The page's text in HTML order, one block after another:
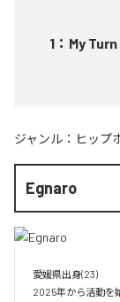
1 ： My Turn
ジャンル： ヒップ
Egnaro
愛媛県出身(23)
2025年から活動を